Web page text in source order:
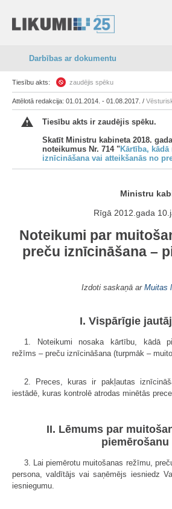
Darbības ar dokumentu
Tiesību akts: zaudējis spēku
Attēlotā redakcija: 01.01.2014. - 01.08.2017. /
Tiesību akts ir zaudējis spēku.
Skatīt Ministru kabineta 2018.
noteikumus Nr. 714 "Kārtība,
iznīcināšana vai atteikšanās no
Ministru
Rīgā 2012.gada
Noteikumi par
preču iznīcināšana –
Izdoti saskaņā ar Muitas
I. Vispārīgie
1. Noteikumi nosaka kārtību, kādā
režīms – preču iznīcināšana (turpmāk –
2. Preces, kuras ir pakļautas
iestādē, kuras kontrolē atrodas minētās
II. Lēmums par
piemērošanu
3. Lai piemērotu muitošanas režīmu,
persona, valdītājs vai saņēmējs iesniedz
iesniegumu.